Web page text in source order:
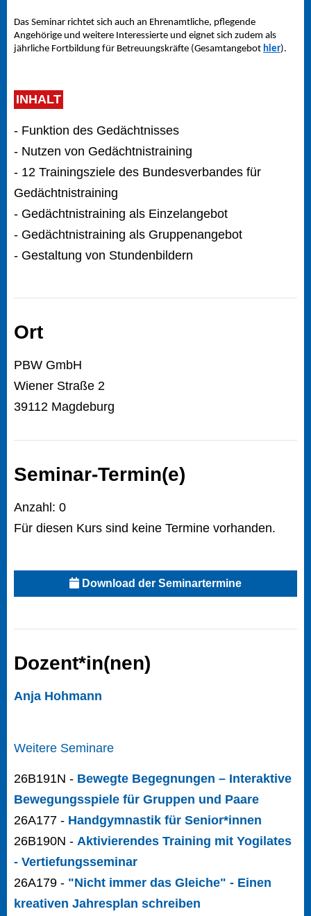
Das Seminar richtet sich auch an Ehrenamtliche, pflegende
Angehörige und weitere Interessierte und eignet sich zudem als
jährliche Fortbildung für Betreuungskräfte (Gesamtangebot hier).
INHALT
- Funktion des Gedächtnisses
- Nutzen von Gedächtnistraining
- 12 Trainingsziele des Bundesverbandes für
Gedächtnistraining
- Gedächtnistraining als Einzelangebot
- Gedächtnistraining als Gruppenangebot
- Gestaltung von Stundenbildern
Ort
PBW GmbH
Wiener Straße 2
39112 Magdeburg
Seminar-Termin(e)
Anzahl: 0
Für diesen Kurs sind keine Termine vorhanden.
Download der Seminartermine
Dozent*in(nen)
Anja Hohmann
Weitere Seminare
26B191N - Bewegte Begegnungen – Interaktive
Bewegungsspiele für Gruppen und Paare
26A177 - Handgymnastik für Senior*innen
26B190N - Aktivierendes Training mit Yogilates
- Vertiefungsseminar
26A179 - "Nicht immer das Gleiche" - Einen
kreativen Jahresplan schreiben